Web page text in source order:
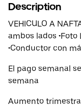
Description
VEHICULO A
ambos lados
•Conductor con
El pago semanal
semana
Aumento